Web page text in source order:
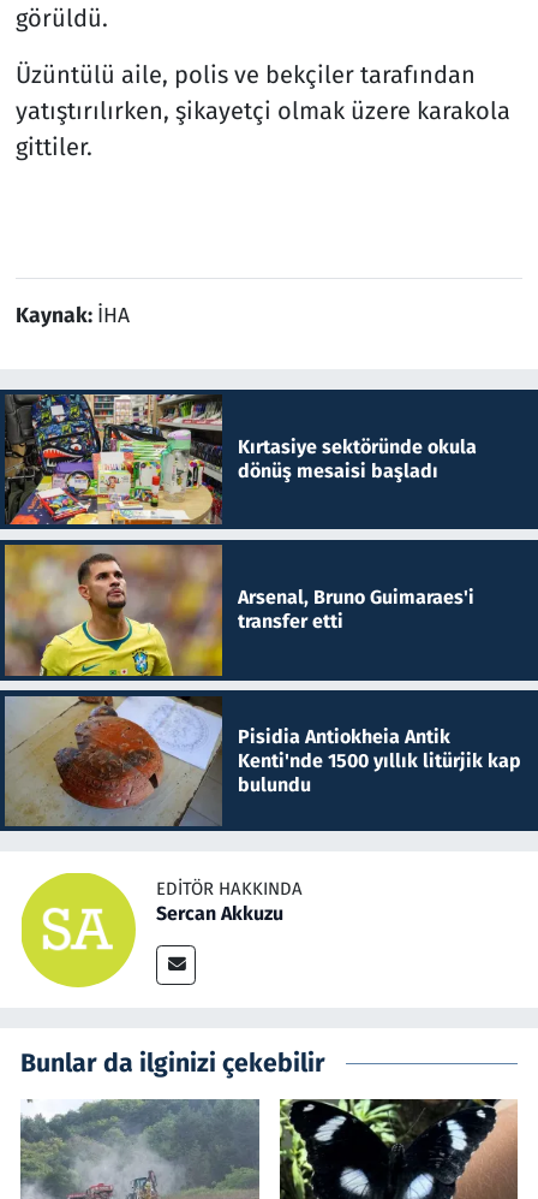
görüldü.
Üzüntülü aile, polis ve bekçiler tarafından
yatıştırılırken, şikayetçi olmak üzere karakola
gittiler.
Kaynak: İHA
Kırtasiye sektöründe okula
dönüş mesaisi başladı
Arsenal, Bruno Guimaraes'i
transfer etti
Pisidia Antiokheia Antik
Kenti'nde 1500 yıllık litürjik kap
bulundu
EDITÖR HAKKINDA
Sercan Akkuzu
Bunlar da ilginizi çekebilir